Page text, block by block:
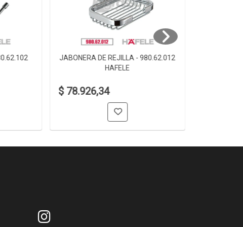
JABONERA DE REJILLA - 980.62.012
HAFELE
$ 78.926,34